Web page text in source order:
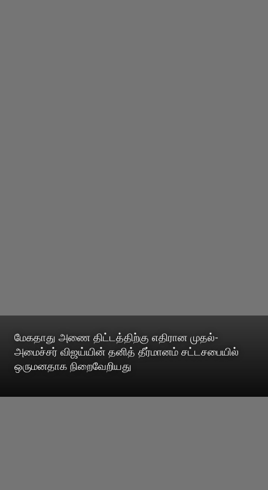
மேகதாது அணை திட்டத்திற்கு எதிரான முதல்-
அமைச்சர் விஜய்யின் தனித் தீர்மானம் சட்டசபையில்
ஒருமனதாக நிறைவேறியது